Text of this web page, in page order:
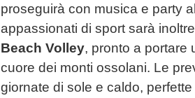
proseguirà con musica e party
appassionati di sport sarà
Beach Volley, pronto a portare
cuore dei monti ossolani. Le
giornate di sole e caldo,